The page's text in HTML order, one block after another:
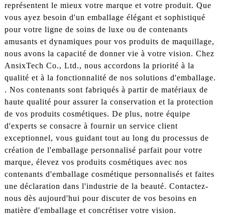
représentent le mieux votre marque et votre produit. Que
vous ayez besoin d'un emballage élégant et sophistiqué
pour votre ligne de soins de luxe ou de contenants
amusants et dynamiques pour vos produits de maquillage,
nous avons la capacité de donner vie à votre vision. Chez
AnsixTech Co., Ltd., nous accordons la priorité à la
qualité et à la fonctionnalité de nos solutions d'emballage.
. Nos contenants sont fabriqués à partir de matériaux de
haute qualité pour assurer la conservation et la protection
de vos produits cosmétiques. De plus, notre équipe
d'experts se consacre à fournir un service client
exceptionnel, vous guidant tout au long du processus de
création de l'emballage personnalisé parfait pour votre
marque, élevez vos produits cosmétiques avec nos
contenants d'emballage cosmétique personnalisés et faites
une déclaration dans l'industrie de la beauté. Contactez-
nous dès aujourd'hui pour discuter de vos besoins en
matière d'emballage et concrétiser votre vision.